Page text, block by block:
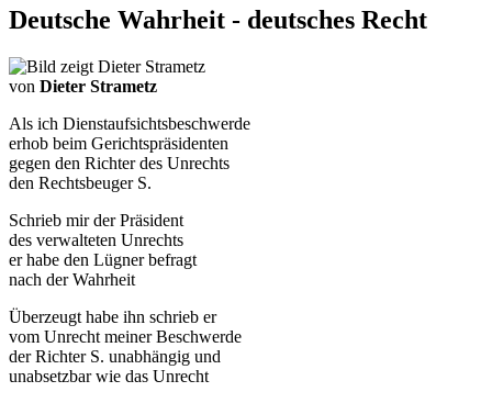
Deutsche Wahrheit - deutsches Recht
von Dieter Strametz
Als ich Dienstaufsichtsbeschwerde
erhob beim Gerichtspräsidenten
gegen den Richter des Unrechts
den Rechtsbeuger S.
Schrieb mir der Präsident
des verwalteten Unrechts
er habe den Lügner befragt
nach der Wahrheit
Überzeugt habe ihn schrieb er
vom Unrecht meiner Beschwerde
der Richter S. unabhängig und
unabsetzbar wie das Unrecht